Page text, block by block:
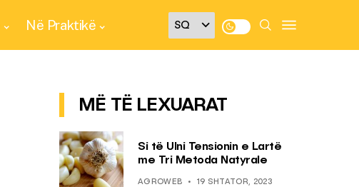
Në Praktikë
MË TË LEXUARAT
Si të Ulni Tensionin e Lartë
me Tri Metoda Natyrale
AGROWEB 19 SHTATOR, 2023